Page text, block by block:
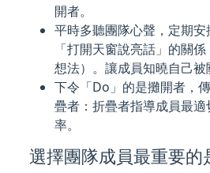
開者。
平時多聽團隊心聲，定期
「打開天窗說亮話」的關
想法）。讓成員知曉自己被
下令「Do」的是攤開者，
疊者：折疊者指導成員最
率。
選擇團隊成員最重要的